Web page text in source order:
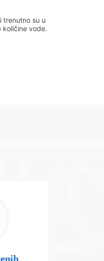
trenutno su u
količine vode.